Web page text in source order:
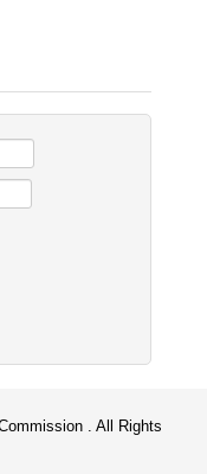
. All Rights